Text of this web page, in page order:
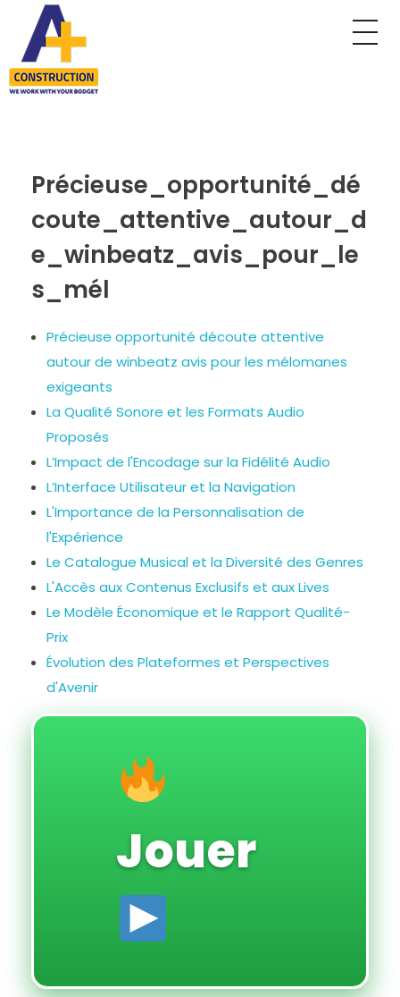
Précieuse_opportunité_dé
coute_attentive_autour_d
e_winbeatz_avis_pour_le
s_mél
Précieuse opportunité découte attentive
autour de winbeatz avis pour les mélomanes
exigeants
La Qualité Sonore et les Formats Audio
Proposés
L’Impact de l'Encodage sur la Fidélité Audio
L’Interface Utilisateur et la Navigation
L'Importance de la Personnalisation de
l'Expérience
Le Catalogue Musical et la Diversité des Genres
L'Accès aux Contenus Exclusifs et aux Lives
Le Modèle Économique et le Rapport Qualité-
Prix
Évolution des Plateformes et Perspectives
d'Avenir
Jouer